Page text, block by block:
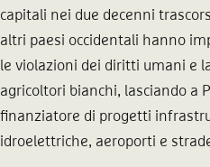
capitali nei due decenni
altri paesi occidentali hanno
le violazioni dei diritti umani e
agricoltori bianchi, lasciando a
finanziatore di progetti
idroelettriche, aeroporti e